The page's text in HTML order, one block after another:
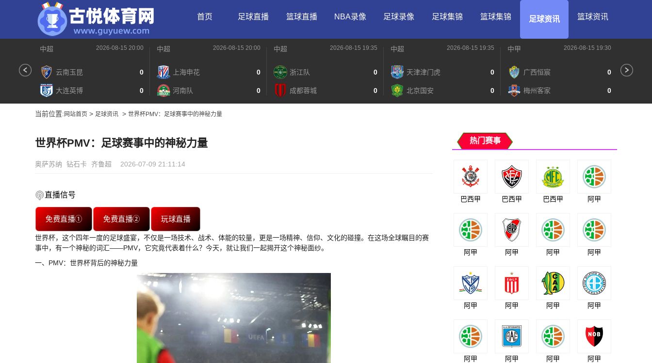
首页 足球直播 篮球直播 NBA录像 足球录像 足球集锦 篮球集锦 足球资讯 篮球资讯
中超 2026-08-15 20:00
云南玉昆 0
大连英博 0
中超 2026-08-15 20:00
上海申花 0
河南队 0
中超 2026-08-15 19:35
浙江队 0
成都蓉城 0
中超 2026-08-15 19:35
天津津门虎 0
北京国安 0
中甲 2026-08-15 19:30
广西恒宸 0
梅州客家 0
当前位置: 网站首页 > 足球资讯 > 世界杯PMV：足球赛事中的神秘力量
世界杯PMV：足球赛事中的神秘力量
奥萨苏纳 钻石卡 齐鲁超 2026-07-09 21:11:14
直播信号
免费直播① 免费直播② 玩球直播
世界杯，这个四年一度的足球盛宴，不仅是一场技术、战术、体能的较量，更是一场精神、信仰、文化的碰撞。在这场全球瞩目的赛
事中，有一个神秘的词汇——PMV，它究竟代表着什么？今天，就让我们一起揭开这个神秘面纱。
一、PMV：世界杯背后的神秘力量
热门赛事
巴西甲 巴西甲 巴西甲 阿甲
阿甲 阿甲 阿甲 阿甲
阿甲 阿甲 阿甲 阿甲
阿甲 阿甲 阿甲 阿甲